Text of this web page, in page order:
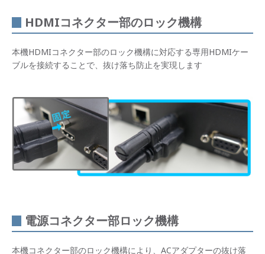
HDMIコネクター部のロック機構
本機HDMIコネクター部のロック機構に対応する専用HDMIケー
ブルを接続することで、抜け落ち防止を実現します
電源コネクター部ロック機構
本機コネクター部のロック機構により、ACアダプターの抜け落